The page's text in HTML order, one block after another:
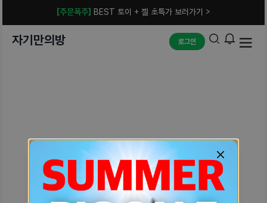
[주문폭주] BEST 토이 + 젤 초특가 보러가기 >
자기만의방 로그인
예상치 못한 에러입니다.